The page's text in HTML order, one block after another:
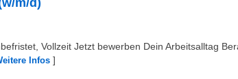
m/d)
Vollzeit Jetzt bewerben Dein Arbeitsalltag
Infos ]